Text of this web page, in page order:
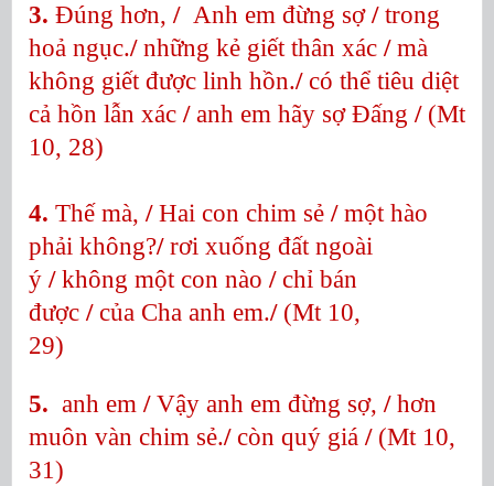
3. Đúng hơn, / Anh em đừng sợ / trong
hoả ngục./những kẻ giết thân xác / mà
không giết được linh hồn./ có thể tiêu diệt
cả hồn lẫn xác / anh em hãy sợ Đấng / (Mt
10, 28)
4. Thế mà, /Hai con chim sẻ / một hào
phải không?/rơi xuống đất ngoài
ý / không một con nào / chỉ bán
được / của Cha anh em./(Mt 10,
29)
5. anh em / Vậy anh em đừng sợ, /hơn
muôn vàn chim sẻ./còn quý giá /(Mt 10,
31)